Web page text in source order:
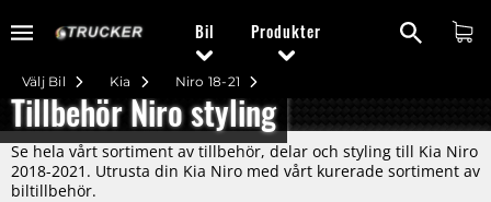
Bil Produkter
Niro 18-21
Kia
Välj Bil
Tillbehör Niro styling
Se hela vårt sortiment av tillbehör, delar och styling till Kia Niro
2018-2021. Utrusta din Kia Niro med vårt kurerade sortiment av
biltillbehör.